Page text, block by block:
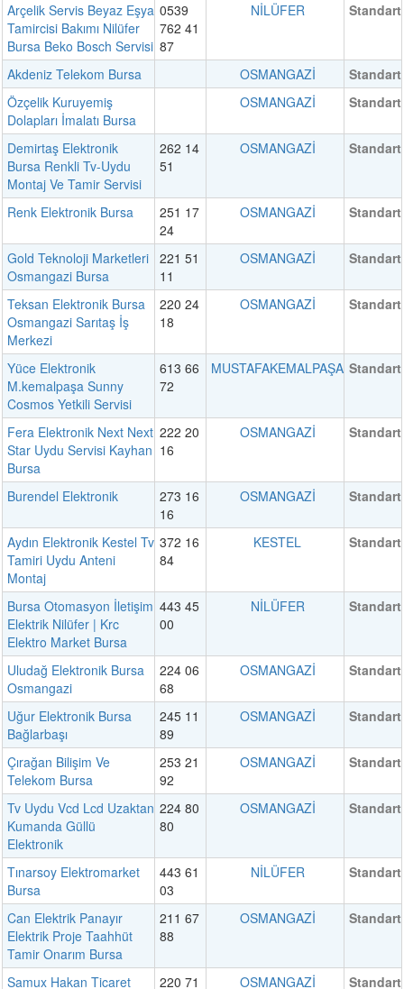
Arçelik Servis Beyaz Eşya
Tamircisi Bakımı Nilüfer
Bursa Beko Bosch Servisi
0539
762 41
87
NİLÜFER Standart
Akdeniz Telekom Bursa OSMANGAZİ
Standart
Özçelik Kuruyemiş
Dolapları İmalatı Bursa
OSMANGAZİ Standart
Demirtaş Elektronik
Bursa Renkli Tv-Uydu
Montaj Ve Tamir Servisi
262 14
51
OSMANGAZİ Standart
Renk Elektronik Bursa
251 17
24
OSMANGAZİ Standart
Gold Teknoloji Marketleri
Osmangazi Bursa
221 51
11
OSMANGAZİ Standart
Teksan Elektronik Bursa
Osmangazi Sarıtaş İş
Merkezi
220 24
18
OSMANGAZİ Standart
Yüce Elektronik
M.kemalpaşa Sunny
Cosmos Yetkili Servisi
613 66
72
MUSTAFAKEMALPAŞA Standart
Fera Elektronik Next Next
Star Uydu Servisi Kayhan
Bursa
222 20
16
OSMANGAZİ Standart
Burendel Elektronik
273 16
16
OSMANGAZİ Standart
Aydın Elektronik Kestel Tv
Tamiri Uydu Anteni
Montaj
372 16
84
KESTEL Standart
Bursa Otomasyon İletişim
Elektrik Nilüfer | Krc
Elektro Market Bursa
443 45
00
NİLÜFER Standart
Uludağ Elektronik Bursa
Osmangazi
224 06
68
OSMANGAZİ Standart
Uğur Elektronik Bursa
Bağlarbaşı
245 11
89
OSMANGAZİ Standart
Çırağan Bilişim Ve
Telekom Bursa
253 21
92
OSMANGAZİ Standart
Tv Uydu Vcd Lcd Uzaktan
Kumanda Güllü
Elektronik
224 80
80
OSMANGAZİ Standart
Tınarsoy Elektromarket
Bursa
443 61
03
NİLÜFER Standart
Can Elektrik Panayır
Elektrik Proje Taahhüt
Tamir Onarım Bursa
211 67
88
OSMANGAZİ Standart
Samux Hakan Ticaret 220 71 OSMANGAZİ Standart